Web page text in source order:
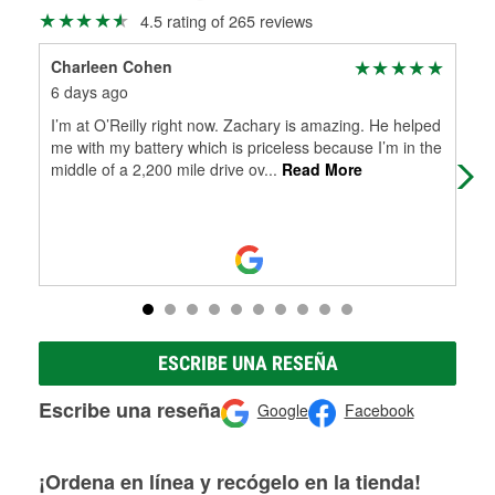
Herramientas de O'Reilly
pueden ser reutilizados, podemos ayudarte a encontrar las
partes de reemplazo correctas para tu reparación.
Rectificación de tambores y discos de freno
4.5 rating of 265 reviews
Charleen Cohen
6 days ago
I’m at O’Reilly right now. Zachary is amazing. He helped
me with my battery which is priceless because I’m in the
middle of a 2,200 mile drive ov... Read More
ESCRIBE UNA RESEÑA
Escribe una reseña Google Facebook
¡Ordena en línea y recógelo en la tienda!